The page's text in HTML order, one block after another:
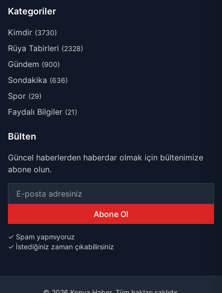
Kategoriler
Kimdir (3730)
Rüya Tabirleri (2328)
Gündem (900)
Sondakika (636)
Spor (29)
Faydalı Bilgiler (21)
Bülten
Güncel haberlerden haberdar olmak için bültenimize
abone olun.
Abone Ol
✓ Spam yapmıyoruz
✓ İstediğiniz zaman çıkabilirsiniz